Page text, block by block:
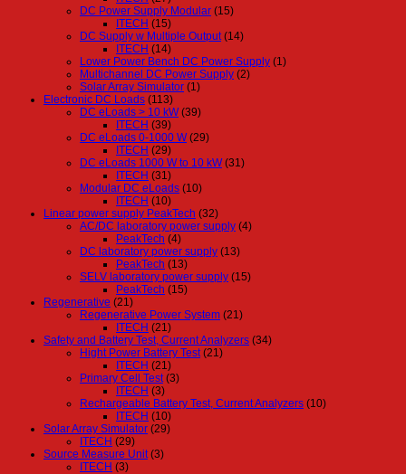
DC Power Supply Modular (15)
ITECH (15)
DC Supply w Multiple Output (14)
ITECH (14)
Lower Power Bench DC Power Supply (1)
Multichannel DC Power Supply (2)
Solar Array Simulator (1)
Electronic DC Loads (113)
DC eLoads > 10 kW (39)
ITECH (39)
DC eLoads 0-1000 W (29)
ITECH (29)
DC eLoads 1000 W to 10 kW (31)
ITECH (31)
Modular DC eLoads (10)
ITECH (10)
Linear power supply PeakTech (32)
AC/DC laboratory power supply (4)
PeakTech (4)
DC laboratory power supply (13)
PeakTech (13)
SELV laboratory power supply (15)
PeakTech (15)
Regenerative (21)
Regenerative Power System (21)
ITECH (21)
Safety and Battery Test, Current Analyzers (34)
Hight Power Battery Test (21)
ITECH (21)
Primary Cell Test (3)
ITECH (3)
Rechargeable Battery Test, Current Analyzers (10)
ITECH (10)
Solar Array Simulator (29)
ITECH (29)
Source Measure Unit (3)
ITECH (3)